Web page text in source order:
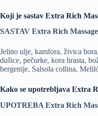
Koji je sastav Extra Rich
SASTAV Extra Rich
Jelino ulje, kamfora, živica
dušice, pečurke, kora hrasta,
bergenije, Salsola collina,
Kako se upotrebljava Extra
UPOTREBA Extra Rich